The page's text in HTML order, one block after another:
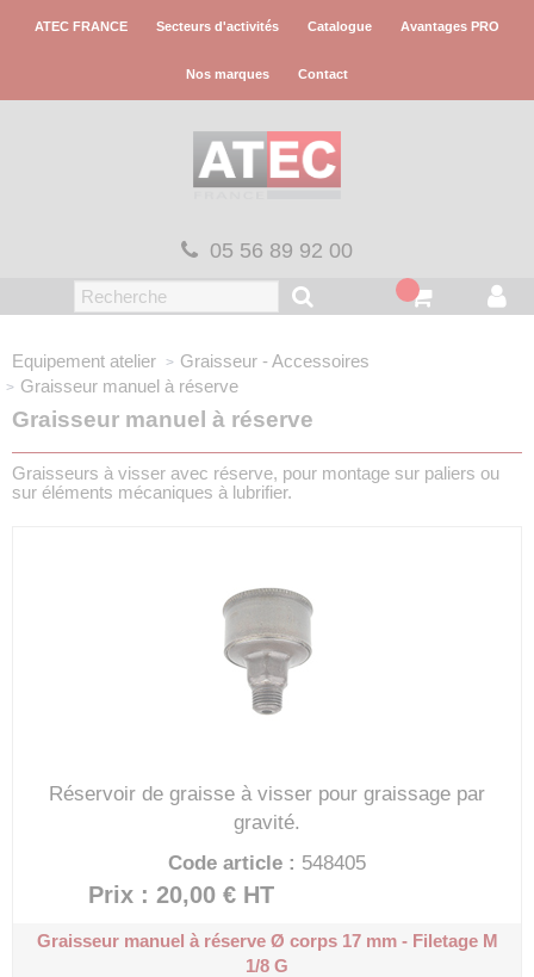
ATEC FRANCE Secteurs d'activités Catalogue Avantages PRO
Nos marques Contact
05 56 89 92 00
Equipement atelier
Graisseur - Accessoires
Graisseur manuel à réserve
Graisseur manuel à réserve
Graisseurs à visser avec réserve, pour montage sur paliers ou
sur éléments mécaniques à lubrifier.
Réservoir de graisse à visser pour graissage par
gravité.
Code article : 548405
Prix : 20,00 € HT
Graisseur manuel à réserve Ø corps 17 mm - Filetage M
1/8 G